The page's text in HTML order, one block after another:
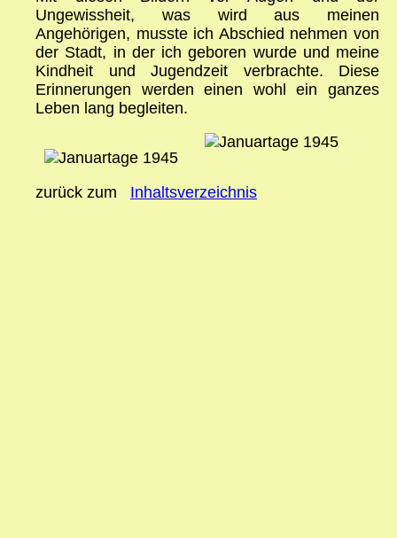
Ungewissheit, was wird aus meinen
Angehörigen, musste ich Abschied nehmen von
der Stadt, in der ich geboren wurde und meine
Kindheit und Jugendzeit verbrachte. Diese
Erinnerungen werden einen wohl ein ganzes
Leben lang begleiten.
zurück zum Inhaltsverzeichnis